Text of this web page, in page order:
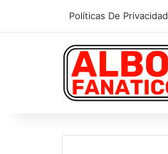
Políticas De Privacidad